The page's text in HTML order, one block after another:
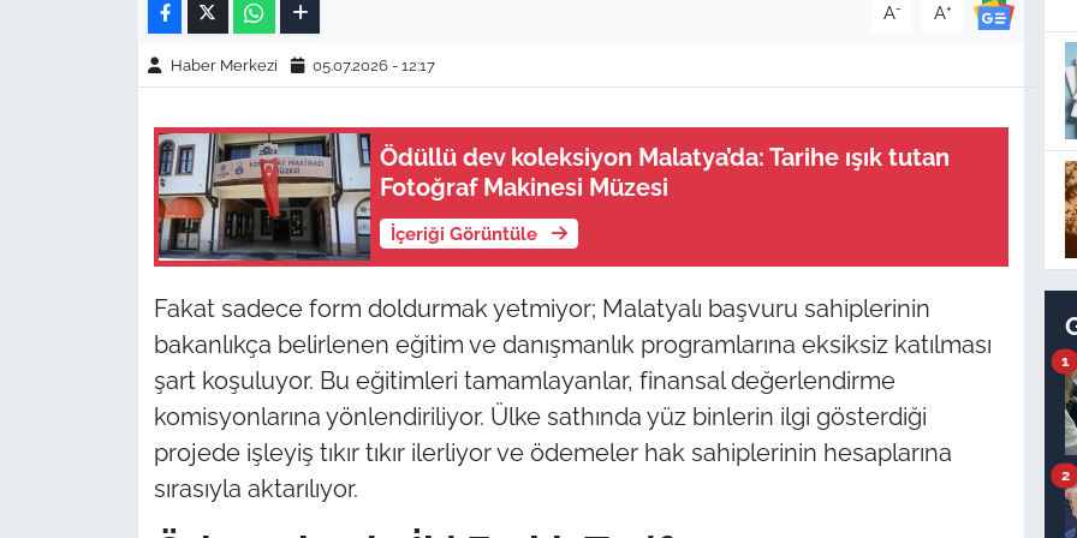
A- A+
Haber Merkezi 05.07.2026 - 12:17
Ödüllü dev koleksiyon Malatya’da: Tarihe ışık tutan
Fotoğraf Makinesi Müzesi
İçeriği Görüntüle
Fakat sadece form doldurmak yetmiyor; Malatyalı başvuru sahiplerinin
bakanlıkça belirlenen eğitim ve danışmanlık programlarına eksiksiz katılması
şart koşuluyor. Bu eğitimleri tamamlayanlar, finansal değerlendirme
komisyonlarına yönlendiriliyor. Ülke sathında yüz binlerin ilgi gösterdiği
projede işleyiş tıkır tıkır ilerliyor ve ödemeler hak sahiplerinin hesaplarına
sırasıyla aktarılıyor.
1
2